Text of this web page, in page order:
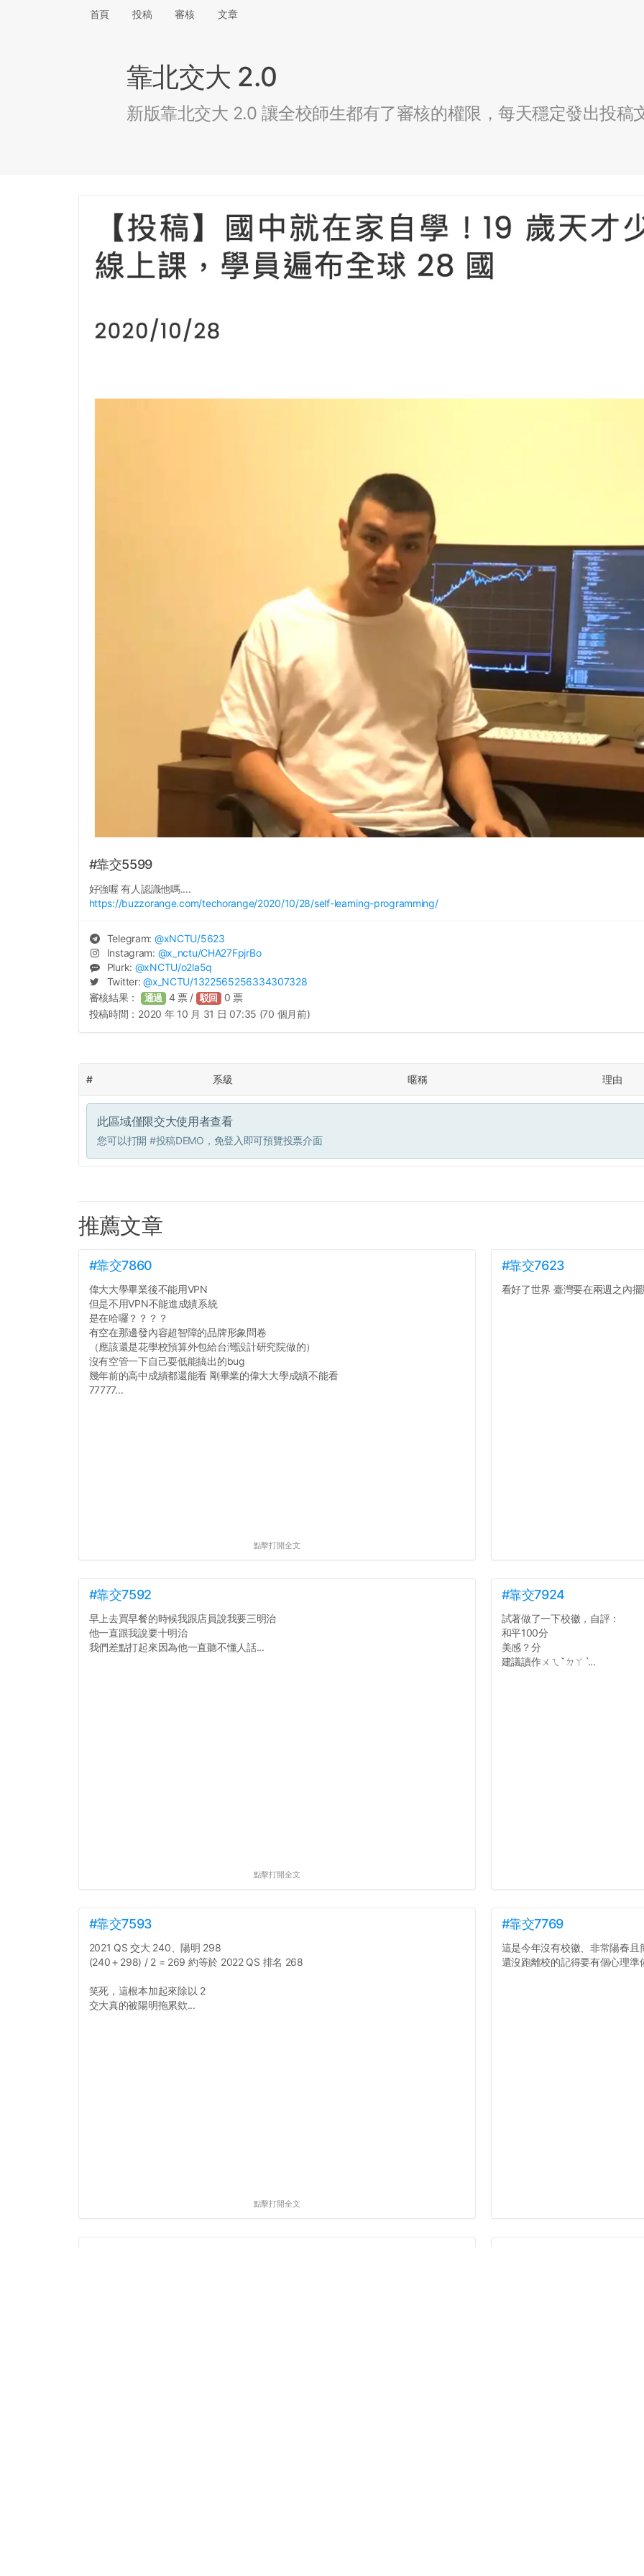
首頁 投稿 審核 文章
靠北交大 2.0
新版靠北交大 2.0 讓全校師生都有了審核的權限，每天穩定發出投稿
#靠交5599
好強喔 有人認識他嗎....
https://buzzorange.com/techorange/2020/10/28/self-learning-programming/
Telegram: @xNCTU/5623
Instagram: @x_nctu/CHA27FpjrBo
Plurk: @xNCTU/o2la5q
Twitter:@x_NCTU/1322565256334307328
審核結果： 通過 4票 / 駁回 0 票
投稿時間： 2020 年 10 月 31 日 07:35 (70 個月前)
# 系級 暱稱 理由
此區域僅限交大使用者查看
您可以打開 #投稿DEMO ，免登入即可預覽投票介面
推薦文章
#靠交7860
偉大大學畢業後不能用VPN
但是不用VPN不能進成績系統
是在哈囉？？？？
有空在那邊發內容超智障的品牌形象問卷
（應該還是花學校預算外包給台灣設計研究院做的）
沒有空管一下自己耍低能搞出的bug
幾年前的高中成績都還能看 剛畢業的偉大大學成績不能看
77777...
點擊打開全文
#靠交7623
看好了世界 臺灣要在兩週之內
#靠交7592
早上去買早餐的時候我跟店員說我要三明治
他一直跟我說要十明治
我們差點打起來因為他一直聽不懂人話...
點擊打開全文
#靠交7924
試著做了一下校徽，自評：
和平100分
美感？分
建議讀作ㄨㄟˇㄉㄚˋ...
#靠交7593
2021 QS 交大 240、陽明 298
(240＋298) / 2 = 269 約等於 2022 QS 排名 268
笑死，這根本加起來除以 2
交大真的被陽明拖累欸...
點擊打開全文
#靠交7769
這是今年沒有校徽、非常陽春且
還沒跑離校的記得要有個心理準